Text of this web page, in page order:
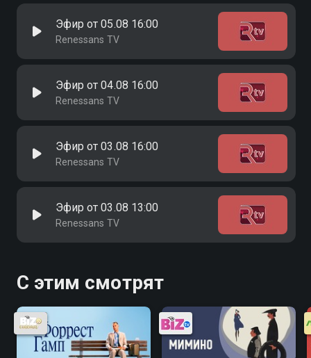
Эфир от 05.08 16:00
Renessans TV
Эфир от 04.08 16:00
Renessans TV
Эфир от 03.08 16:00
Renessans TV
Эфир от 03.08 13:00
Renessans TV
С этим смотрят